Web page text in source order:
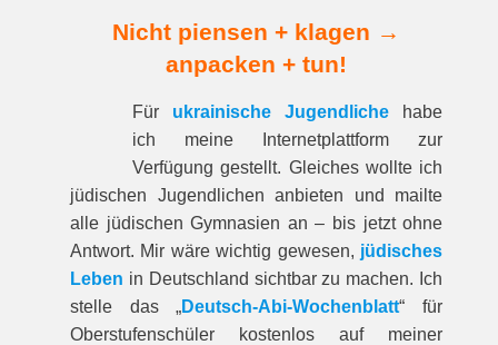
Nicht piensen + klagen →
anpacken + tun!
Für ukrainische Jugendliche habe
ich meine Internetplattform zur
Verfügung gestellt. Gleiches wollte ich
jüdischen Jugendlichen anbieten und mailte
alle jüdischen Gymnasien an – bis jetzt ohne
Antwort. Mir wäre wichtig gewesen, jüdisches
Leben in Deutschland sichtbar zu machen. Ich
stelle das „Deutsch-Abi-Wochenblatt“ für
Oberstufenschüler kostenlos auf meiner